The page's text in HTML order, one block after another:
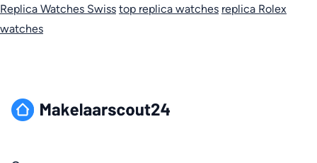
Replica Watches Swiss top replica watches replica Rolex
watches